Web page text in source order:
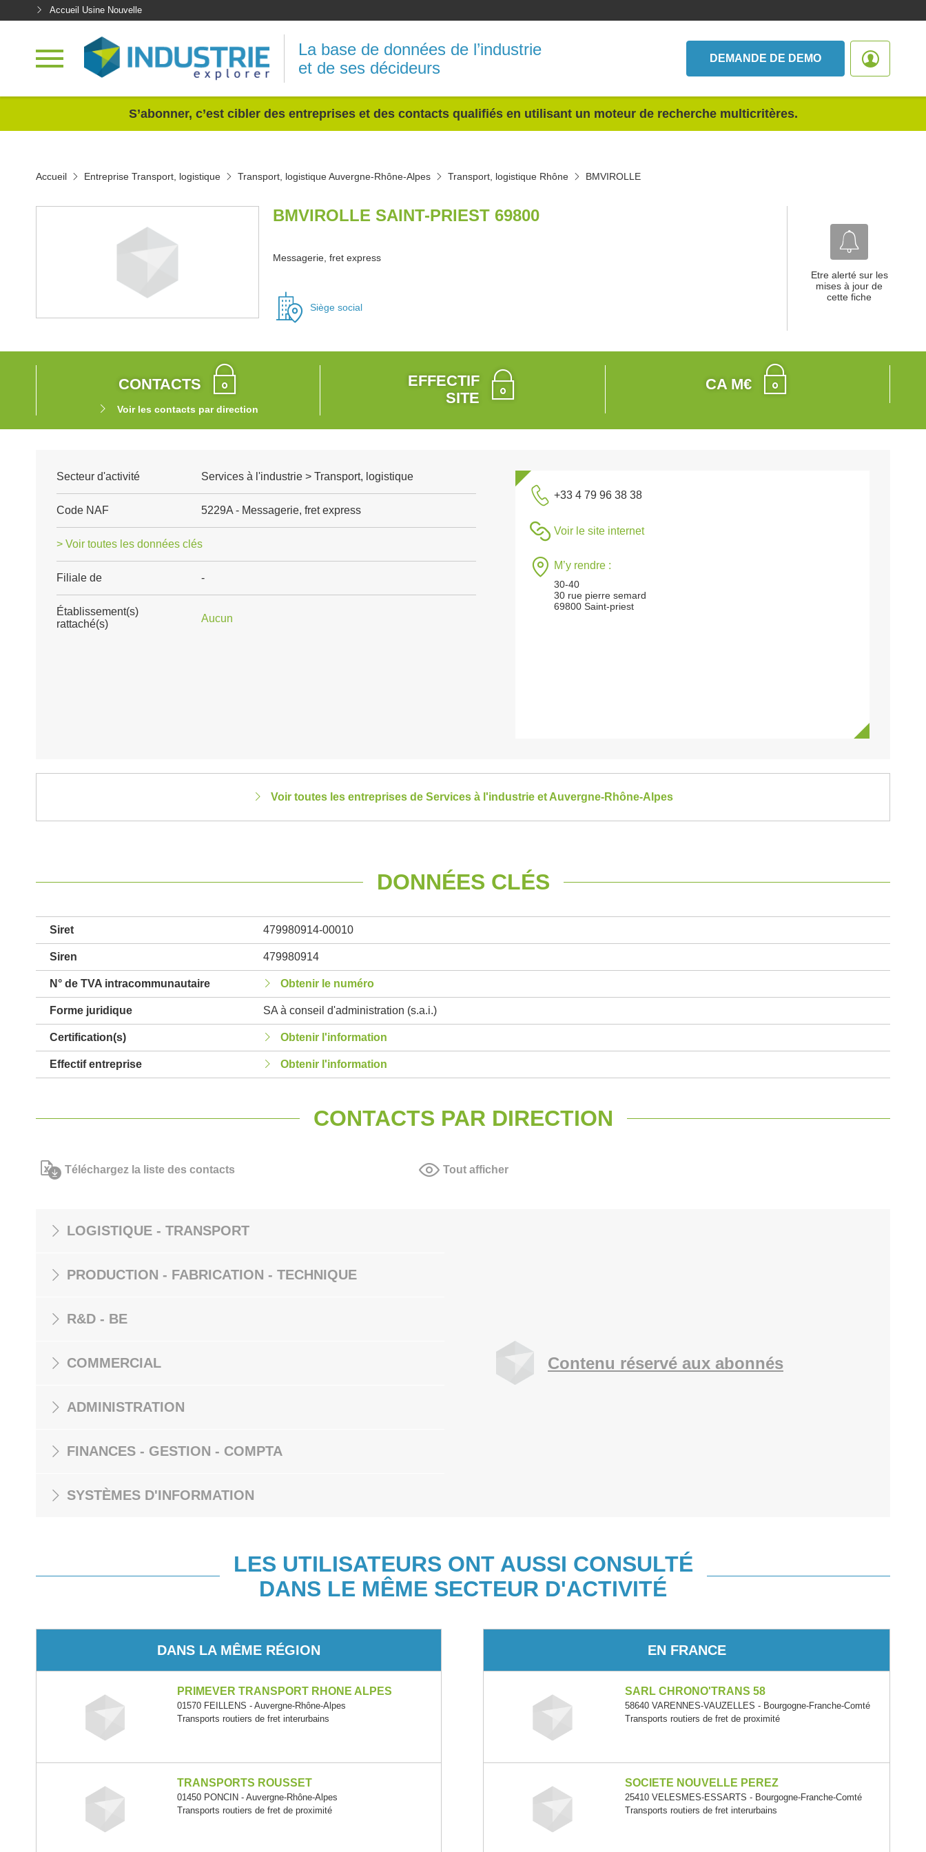
Accueil Usine Nouvelle
La base de données de l’industrie
et de ses décideurs
DEMANDE DE DEMO
S’abonner, c’est cibler des entreprises et des contacts qualifiés en utilisant un moteur de recherche multicritères.
Accueil Entreprise Transport, logistique Transport, logistique Auvergne-Rhône-Alpes Transport, logistique Rhône BMVIROLLE
BMVIROLLE SAINT-PRIEST 69800
Messagerie, fret express
Siège social
Etre alerté sur les
mises à jour de
cette fiche
CONTACTS
Voir les contacts par direction
EFFECTIF
SITE
CA M€
Secteur d'activité Services à l'industrie > Transport, logistique
Code NAF 5229A - Messagerie, fret express
> Voir toutes les données clés
Filiale de -
Établissement(s)
rattaché(s)
Aucun
+33 4 79 96 38 38
Voir le site internet
M’y rendre :
30-40
30 rue pierre semard
69800 Saint-priest
Voir toutes les entreprises de Services à l'industrie et Auvergne-Rhône-Alpes
DONNÉES CLÉS
Siret 479980914-00010
Siren 479980914
N° de TVA intracommunautaire Obtenir le numéro
Forme juridique SA à conseil d'administration (s.a.i.)
Certification(s) Obtenir l'information
Effectif entreprise Obtenir l'information
CONTACTS PAR DIRECTION
Téléchargez la liste des contacts Tout afficher
LOGISTIQUE - TRANSPORT
PRODUCTION - FABRICATION - TECHNIQUE
R&D - BE
COMMERCIAL
ADMINISTRATION
FINANCES - GESTION - COMPTA
SYSTÈMES D'INFORMATION
Contenu réservé aux abonnés
LES UTILISATEURS ONT AUSSI CONSULTÉ
DANS LE MÊME SECTEUR D'ACTIVITÉ
DANS LA MÊME RÉGION
PRIMEVER TRANSPORT RHONE ALPES
01570 FEILLENS - Auvergne-Rhône-Alpes
Transports routiers de fret interurbains
TRANSPORTS ROUSSET
01450 PONCIN - Auvergne-Rhône-Alpes
Transports routiers de fret de proximité
EN FRANCE
SARL CHRONO'TRANS 58
58640 VARENNES-VAUZELLES - Bourgogne-Franche-Comté
Transports routiers de fret de proximité
SOCIETE NOUVELLE PEREZ
25410 VELESMES-ESSARTS - Bourgogne-Franche-Comté
Transports routiers de fret interurbains